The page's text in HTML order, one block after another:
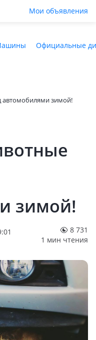
Мои объявления
Официальные
автомобилями зимой!
зимой!
8 731
1 мин чтения